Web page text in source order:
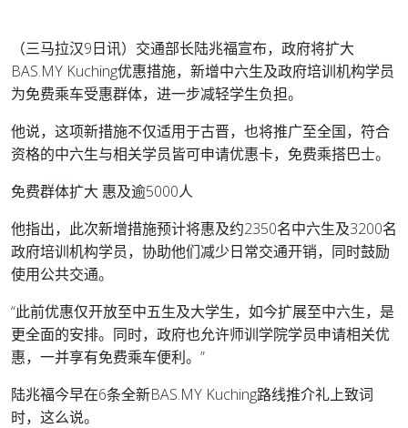
（三马拉汉9日讯）交通部长陆兆福宣布，政府将扩大
BAS.MY Kuching优惠措施，新增中六生及政府培训机构学员
为免费乘车受惠群体，进一步减轻学生负担。
他说，这项新措施不仅适用于古晋，也将推广至全国，符合
资格的中六生与相关学员皆可申请优惠卡，免费乘搭巴士。
免费群体扩大 惠及逾5000人
他指出，此次新增措施预计将惠及约2350名中六生及3200名
政府培训机构学员，协助他们减少日常交通开销，同时鼓励
使用公共交通。
“此前优惠仅开放至中五生及大学生，如今扩展至中六生，是
更全面的安排。同时，政府也允许师训学院学员申请相关优
惠，一并享有免费乘车便利。”
陆兆福今早在6条全新BAS.MY Kuching路线推介礼上致词
时，这么说。